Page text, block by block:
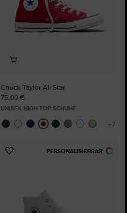
Chuck Taylor All Star
75,00 €
UNISEX HIGH TOP SCHUHE
PERSONALISIERBAR
Zu